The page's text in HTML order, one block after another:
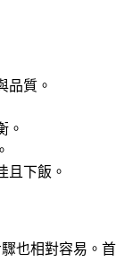
品質。
。
且下飯。
也相對容易。首